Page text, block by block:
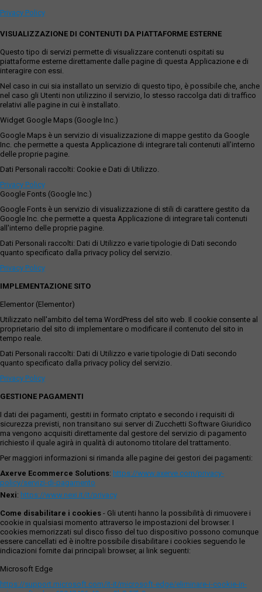
Privacy Policy
VISUALIZZAZIONE DI CONTENUTI DA PIATTAFORME ESTERNE
Questo tipo di servizi permette di visualizzare contenuti ospitati su
piattaforme esterne direttamente dalle pagine di questa Applicazione e di
interagire con essi.
Nel caso in cui sia installato un servizio di questo tipo, è possibile che, anche
nel caso gli Utenti non utilizzino il servizio, lo stesso raccolga dati di traffico
relativi alle pagine in cui è installato.
Widget Google Maps (Google Inc.)
Google Maps è un servizio di visualizzazione di mappe gestito da Google
Inc. che permette a questa Applicazione di integrare tali contenuti all'interno
delle proprie pagine.
Dati Personali raccolti: Cookie e Dati di Utilizzo.
Privacy Policy
Google Fonts (Google Inc.)
Google Fonts è un servizio di visualizzazione di stili di carattere gestito da
Google Inc. che permette a questa Applicazione di integrare tali contenuti
all'interno delle proprie pagine.
Dati Personali raccolti: Dati di Utilizzo e varie tipologie di Dati secondo
quanto specificato dalla privacy policy del servizio.
Privacy Policy
IMPLEMENTAZIONE SITO
Elementor (Elementor)
Utilizzato nell'ambito del tema WordPress del sito web. Il cookie consente al
proprietario del sito di implementare o modificare il contenuto del sito in
tempo reale.
Dati Personali raccolti: Dati di Utilizzo e varie tipologie di Dati secondo
quanto specificato dalla privacy policy del servizio.
Privacy Policy
GESTIONE PAGAMENTI
I dati dei pagamenti, gestiti in formato criptato e secondo i requisiti di
sicurezza previsti, non transitano sui server di Zucchetti Software Giuridico
ma vengono acquisiti direttamente dal gestore del servizio di pagamento
richiesto il quale agirà in qualità di autonomo titolare del trattamento.
Per maggiori informazioni si rimanda alle pagine dei gestori dei pagamenti:
Axerve Ecommerce Solutions: https://www.axerve.com/privacy-
policy/servizi-di-pagamento
Nexi: https://www.nexi.it/it/privacy
Come disabilitare i cookies - Gli utenti hanno la possibilità di rimuovere i
cookie in qualsiasi momento attraverso le impostazioni del browser. I
cookies memorizzati sul disco fisso del tuo dispositivo possono comunque
essere cancellati ed è inoltre possibile disabilitare i cookies seguendo le
indicazioni fornite dai principali browser, ai link seguenti:
Microsoft Edge
https://support.microsoft.com/it-it/microsoft-edge/eliminare-i-cookie-in-